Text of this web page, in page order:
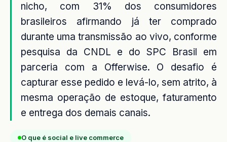
nicho, com 31% dos consumidores
brasileiros afirmando já ter comprado
durante uma transmissão ao vivo, conforme
pesquisa da CNDL e do SPC Brasil em
parceria com a Offerwise. O desafio é
capturar esse pedido e levá-lo, sem atrito, à
mesma operação de estoque, faturamento
e entrega dos demais canais.
O que é social e live commerce